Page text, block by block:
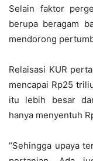
Selain faktor
berupa beragam
mendorong
Relaisasi KUR
mencapai Rp25
itu lebih besar
hanya menyentuh
“Sehingga upaya